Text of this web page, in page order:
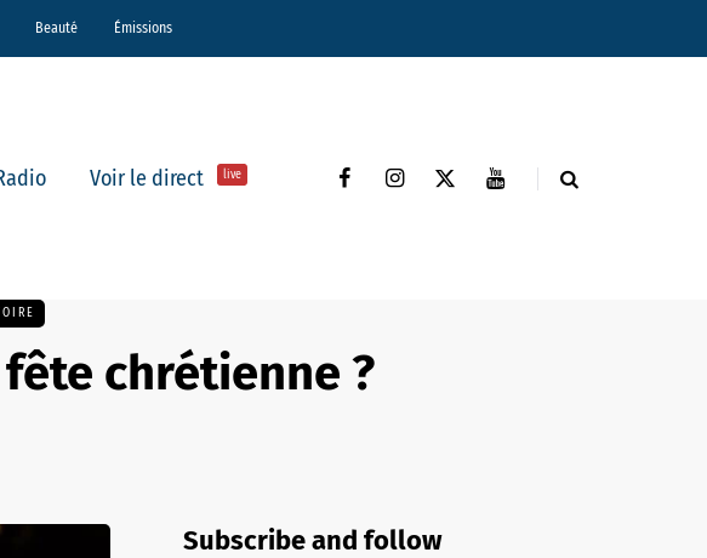
Beauté Émissions
Voir le direct live
chrétienne ?
Subscribe and follow